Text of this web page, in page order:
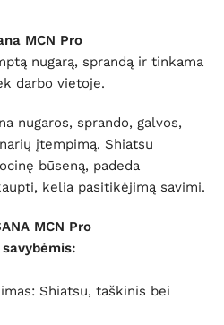
MCN Pro
nugarą, sprandą ir tinkama
darbo vietoje.
nugaros, sprando, galvos,
įtempimą. Shiatsu
būseną, padeda
kelia pasitikėjimą savimi.
MCN Pro
Shiatsu, taškinis bei